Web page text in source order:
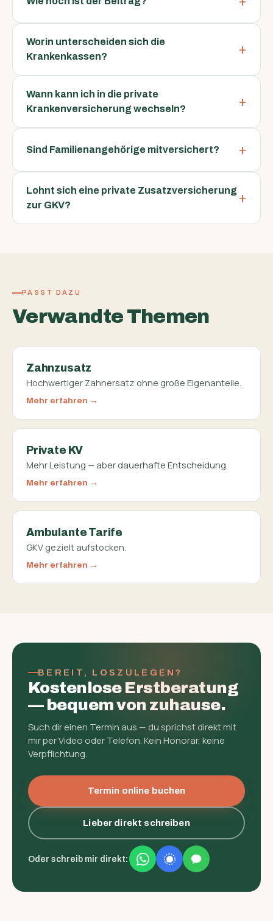
Worin unterscheiden sich die
Krankenkassen?
Wann kann ich in die private
Krankenversicherung wechseln?
Sind Familienangehörige mitversichert?
Lohnt sich eine private Zusatzversicherung
zur GKV?
PASST DAZU
Verwandte Themen
Zahnzusatz
Hochwertiger Zahnersatz ohne große Eigenanteile.
Mehr erfahren
Private KV
Mehr Leistung — aber dauerhafte Entscheidung.
Mehr erfahren
Ambulante Tarife
GKV gezielt aufstocken.
Mehr erfahren
BEREIT, LOSZULEGEN?
Kostenlose Erst­beratung
— bequem von zuhause.
Such dir einen Termin aus — du sprichst direkt mit
mir per Video oder Telefon. Kein Honorar, keine
Verpflichtung.
Termin online buchen
Lieber direkt schreiben
Oder schreib mir direkt: